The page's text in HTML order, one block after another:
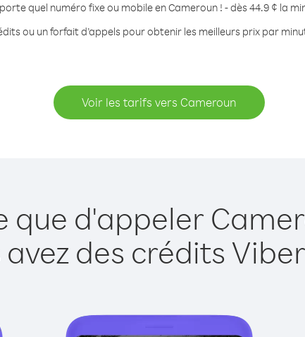
quel numéro fixe ou mobile en Cameroun ! - dès 44.9 ¢ la
ou un forfait d’appels pour obtenir les meilleurs prix par
Voir les tarifs vers Cameroun
que d'appeler
des crédits